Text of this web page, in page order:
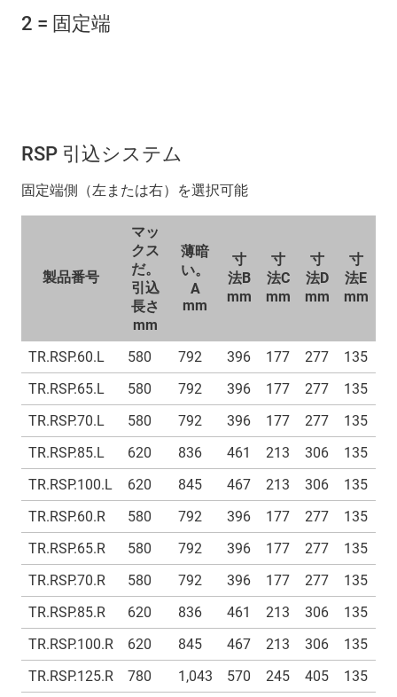
2 = 固定端
RSP 引込システム
固定端側（左または右）を選択可能
製品番号
マッ
クス
だ。
引込
長さ
mm
薄暗
い。
A
mm
寸
法B
mm
寸
法C
mm
寸
法D
mm
寸
法E
mm
TR.RSP.60.L 580 792 396 177 277
135
TR.RSP.65.L
580 792 396 177 277
135
TR.RSP.70.L
580 792 396 177 277
135
TR.RSP.85.L
620 836 461 213 306
135
TR.RSP.100.L
620 845 467 213 306
135
TR.RSP.60.R
580 792 396 177 277
135
TR.RSP.65.R
580 792 396 177 277
135
TR.RSP.70.R
580 792 396 177 277
135
TR.RSP.85.R
620 836 461 213 306
135
TR.RSP.100.R
620 845 467 213 306
135
TR.RSP.125.R
780 1,043 570 245 405
135